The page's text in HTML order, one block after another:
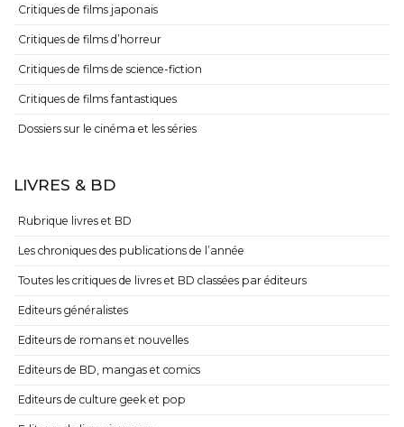
Critiques de films japonais
Critiques de films d’horreur
Critiques de films de science-fiction
Critiques de films fantastiques
Dossiers sur le cinéma et les séries
LIVRES & BD
Rubrique livres et BD
Les chroniques des publications de l’année
Toutes les critiques de livres et BD classées par éditeurs
Editeurs généralistes
Editeurs de romans et nouvelles
Editeurs de BD, mangas et comics
Editeurs de culture geek et pop